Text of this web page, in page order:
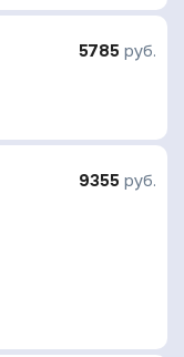
5785 руб.
9355 руб.